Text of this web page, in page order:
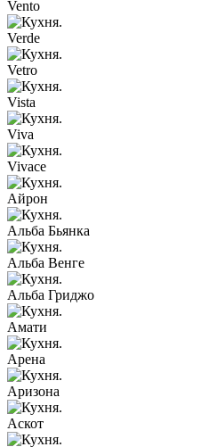
Vento
Verde
Vetro
Vista
Viva
Vivace
Айрон
Альба Бьянка
Альба Венге
Альба Гриджо
Амати
Арена
Аризона
Аскот